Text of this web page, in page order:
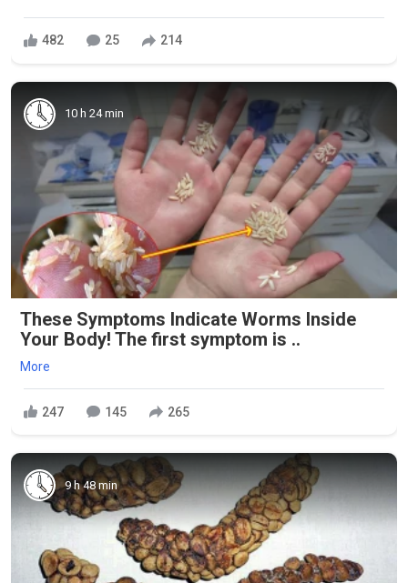
482 25 214
10 h 24 min
These Symptoms Indicate Worms Inside
Your Body! The first symptom is ..
More
247 145 265
9 h 48 min